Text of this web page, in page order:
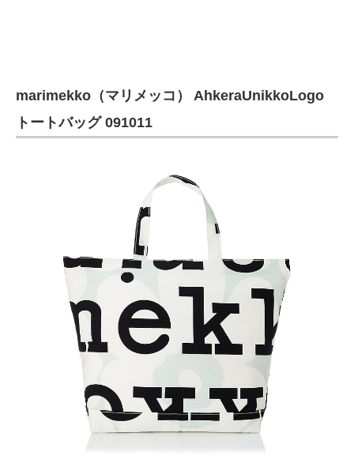
marimekko（マリメッコ） AhkeraUnikkoLogo
トートバッグ 091011